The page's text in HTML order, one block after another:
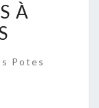
À
Potes